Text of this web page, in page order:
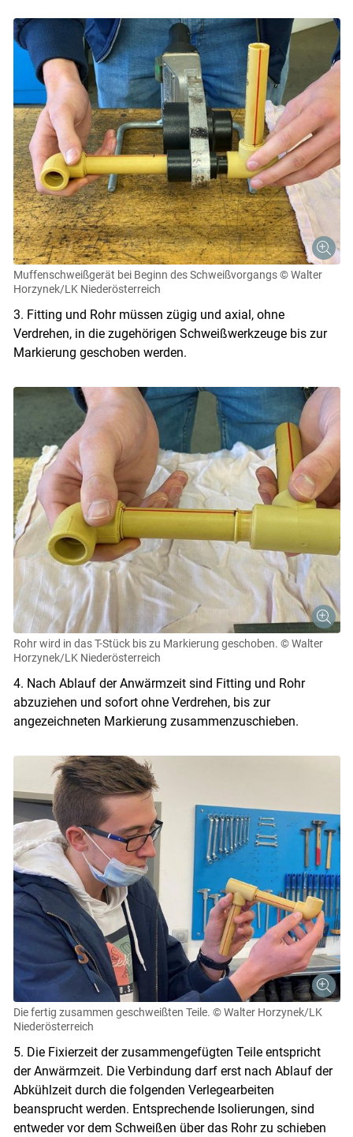
Muffenschweißgerät bei Beginn des Schweißvorgangs © Walter
Horzynek/LK Niederösterreich
3. Fitting und Rohr müssen zügig und axial, ohne
Verdrehen, in die zugehörigen Schweißwerkzeuge bis zur
Markierung geschoben werden.
Rohr wird in das T-Stück bis zu Markierung geschoben. © Walter
Horzynek/LK Niederösterreich
4. Nach Ablauf der Anwärmzeit sind Fitting und Rohr
abzuziehen und sofort ohne Verdrehen, bis zur
angezeichneten Markierung zusammenzuschieben.
Die fertig zusammen geschweißten Teile. © Walter Horzynek/LK
Niederösterreich
5. Die Fixierzeit der zusammengefügten Teile entspricht
der Anwärmzeit. Die Verbindung darf erst nach Ablauf der
Abkühlzeit durch die folgenden Verlegearbeiten
beansprucht werden. Entsprechende Isolierungen, sind
entweder vor dem Schweißen über das Rohr zu schieben